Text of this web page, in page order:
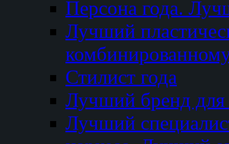
Персона года.
Лучший
Стилист года
Лучший бренд
Лучший